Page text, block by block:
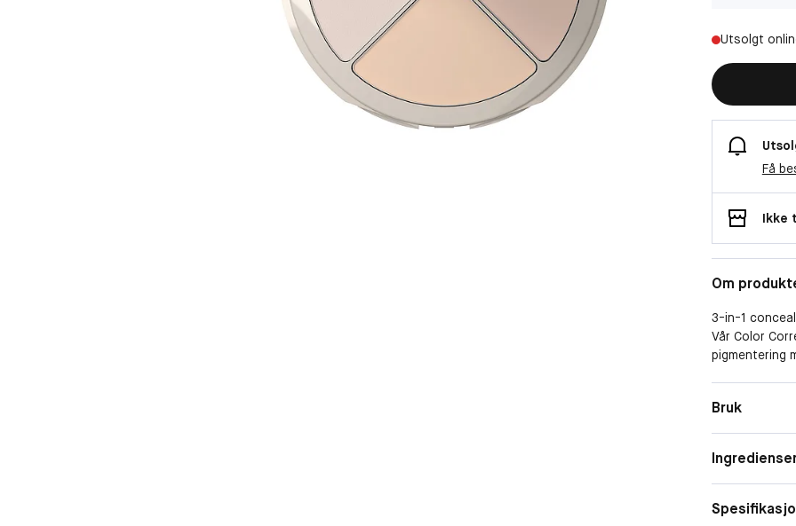
Utsolgt
Få
Ikke
Om
3-in-1
Vår Color
pigmentering
best mulig
fersken/
lysner opp.
Irwinol – en
fettsyrer som
Bruk